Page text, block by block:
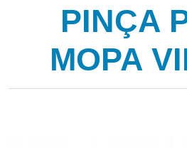
PINÇA
MOPA